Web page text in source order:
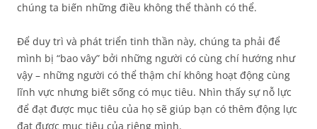
chúng ta biến những điều không thể thành có thể.
Để duy trì và phát triển tinh thần này, chúng ta phải để
mình bị “bao vây” bởi những người có cùng chí hướng như
vậy – những người có thể thậm chí không hoạt động cùng
lĩnh vực nhưng biết sống có mục tiêu. Nhìn thấy sự nỗ lực
để đạt được mục tiêu của họ sẽ giúp bạn có thêm động lực
đạt được mục tiêu của riêng mình.